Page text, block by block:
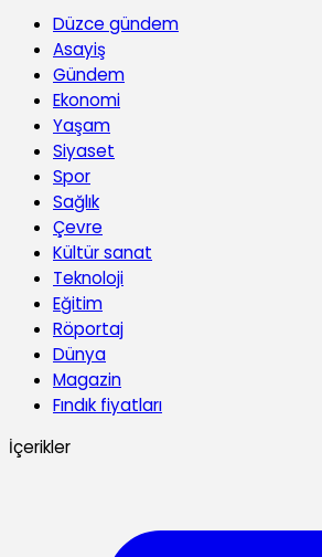
Düzce gündem
Asayiş
Gündem
Ekonomi
Yaşam
Siyaset
Spor
Sağlık
Çevre
Kültür sanat
Teknoloji
Eğitim
Röportaj
Dünya
Magazin
Fındık fiyatları
İçerikler